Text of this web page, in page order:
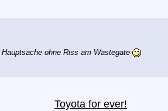
ohne Riss am Wastegate
Toyota for ever!